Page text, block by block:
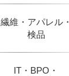
繊維・アパレル・
検品
IT・BPO・